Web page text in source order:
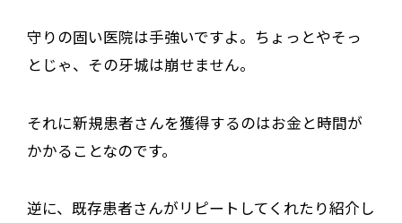
守りの固い医院は手強いですよ。ちょっとやそっ
とじゃ、その牙城は崩せません。
それに新規患者さんを獲得するのはお金と時間が
かかることなのです。
逆に、既存患者さんがリピートしてくれたり紹介し